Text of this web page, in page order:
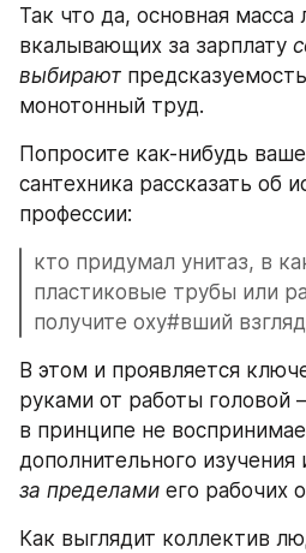
Так что да, основная масса
вкалывающих за зарплату
выбирают
монотонный труд.
Попросите как-нибудь
сантехника рассказать об
профессии:
кто придумал унитаз, в
пластиковые трубы или
В этом и проявляется
руками от работы головой
в принципе не
за пределами его рабочих
Как выглядит коллектив